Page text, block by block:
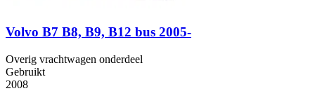
Volvo B7 B8, B9, B12 bus 2005-
Overig vrachtwagen onderdeel
Gebruikt
2008